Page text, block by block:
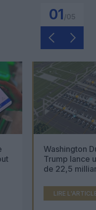
01
Washington
Trump lance
de 22,5
LIRE